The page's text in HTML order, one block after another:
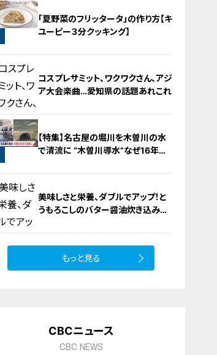
「夏野菜のフリッタータ」の作り方【キ
ユーピー３分クッキング】
コスプレサミット、ワクワクさん、アジ
ア大会楽曲…愛知県の話題あれこれ
【特集】名古屋の堀川を木曽川の水
で清流に “木曽川導水”なぜ16年ぶ
美味しさと栄養、ダブルでアップ！と
うもろこしのバター醤油炊き込みご
もっと見る
CBCニュース
CBC NEWS